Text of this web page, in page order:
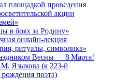
площадкой проведения
акции
в боях за Родину»
онлайн-лекция
ритуалы, символика»
Весны — 8 Марта!
Языкова (к 223-й
поэта)